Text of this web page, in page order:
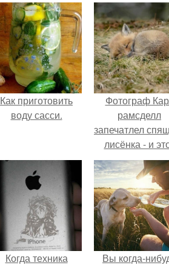
Как приготовить
воду сасси.
Фотограф
рамсделл
запечатлел
лисёнка - и
кадр
растопить
самое
сердце.
Когда техника
Вы когда-